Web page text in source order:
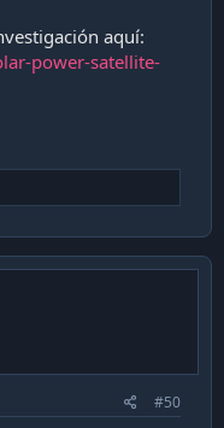
aquí:
power-satellite-
#50